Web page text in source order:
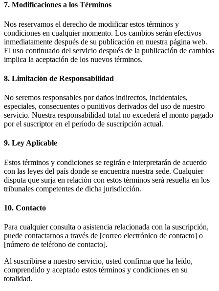
7. Modificaciones a los Términos
Nos reservamos el derecho de modificar estos términos y
condiciones en cualquier momento. Los cambios serán efectivos
inmediatamente después de su publicación en nuestra página web.
El uso continuado del servicio después de la publicación de cambios
implica la aceptación de los nuevos términos.
8. Limitación de Responsabilidad
No seremos responsables por daños indirectos, incidentales,
especiales, consecuentes o punitivos derivados del uso de nuestro
servicio. Nuestra responsabilidad total no excederá el monto pagado
por el suscriptor en el período de suscripción actual.
9. Ley Aplicable
Estos términos y condiciones se regirán e interpretarán de acuerdo
con las leyes del país donde se encuentra nuestra sede. Cualquier
disputa que surja en relación con estos términos será resuelta en los
tribunales competentes de dicha jurisdicción.
10. Contacto
Para cualquier consulta o asistencia relacionada con la suscripción,
puede contactarnos a través de [correo electrónico de contacto] o
[número de teléfono de contacto].
Al suscribirse a nuestro servicio, usted confirma que ha leído,
comprendido y aceptado estos términos y condiciones en su
totalidad.